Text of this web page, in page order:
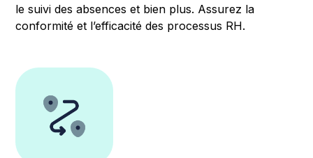
le suivi des absences et bien plus. Assurez la
conformité et l’efficacité des processus RH.